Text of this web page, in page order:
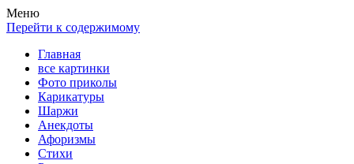
Весела хата — прикольные картинки, смешные истории,
клипы!
Покажем всем ваши фото приколы, карикатуры, шаржи, стихи,
рассказы, видео и песни!
Меню
Перейти к содержимому
Главная
все картинки
Фото приколы
Карикатуры
Шаржи
Анекдоты
Афоризмы
Стихи